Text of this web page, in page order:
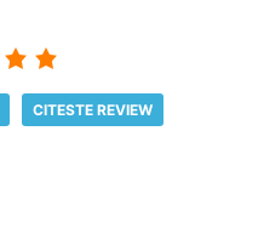
CITESTE REVIEW